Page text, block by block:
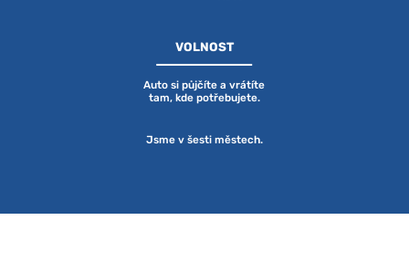
VOLNOST
Auto si půjčíte a vrátíte
tam, kde potřebujete.
Jsme v šesti městech.